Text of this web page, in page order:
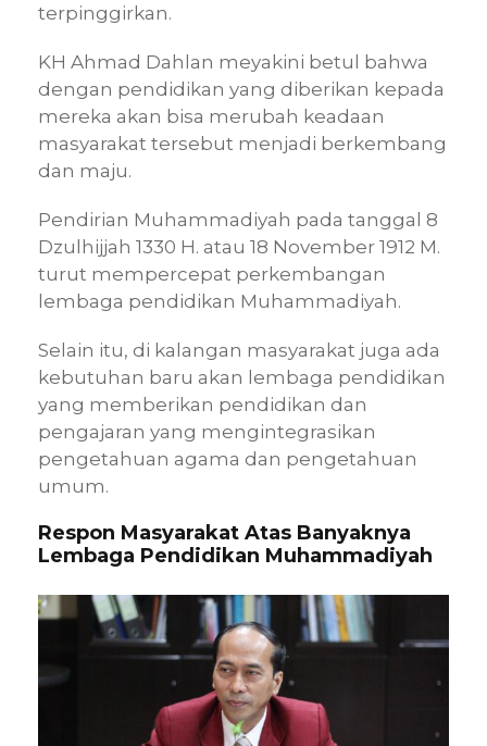
terpinggirkan.
KH Ahmad Dahlan meyakini betul bahwa
dengan pendidikan yang diberikan kepada
mereka akan bisa merubah keadaan
masyarakat tersebut menjadi berkembang
dan maju.
Pendirian Muhammadiyah pada tanggal 8
Dzulhijjah 1330 H. atau 18 November 1912 M.
turut mempercepat perkembangan
lembaga pendidikan Muhammadiyah.
Selain itu, di kalangan masyarakat juga ada
kebutuhan baru akan lembaga pendidikan
yang memberikan pendidikan dan
pengajaran yang mengintegrasikan
pengetahuan agama dan pengetahuan
umum.
Respon Masyarakat Atas Banyaknya
Lembaga Pendidikan Muhammadiyah